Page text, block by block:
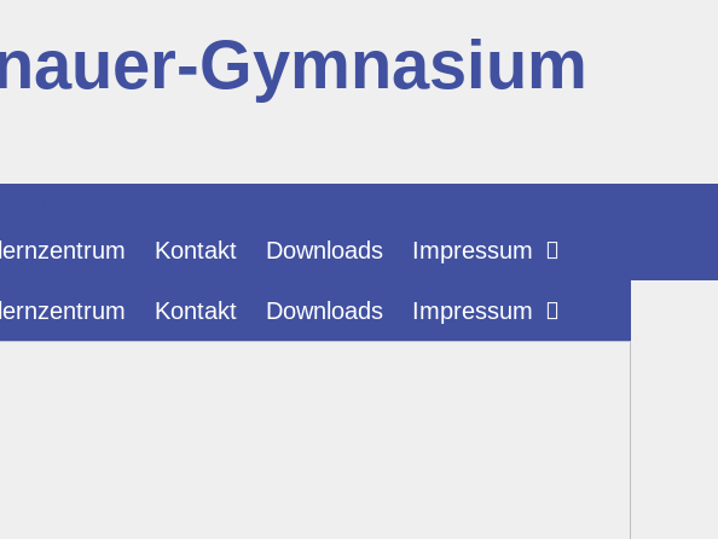
Gymnasium
Kontakt Downloads Impressum
Kontakt Downloads Impressum